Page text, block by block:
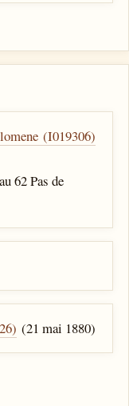
(I019306)
62 Pas de
(21 mai 1880)